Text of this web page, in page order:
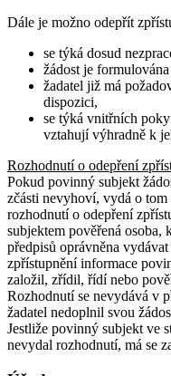
Dále je možno odepřít
se týká dosud
žádost je
žadatel již má
dispozici,
se týká vnitřních
vztahují výhradně k
Rozhodnutí o odepření
Pokud povinný subjekt
zčásti nevyhoví, vydá o
rozhodnutí o odepření
subjektem pověřená osoba,
předpisů oprávněna
zpřístupnění informace
založil, zřídil, řídí nebo
Rozhodnutí se nevydává v
žadatel nedoplnil svou
Jestliže povinný subjekt ve
nevydal rozhodnutí, má se